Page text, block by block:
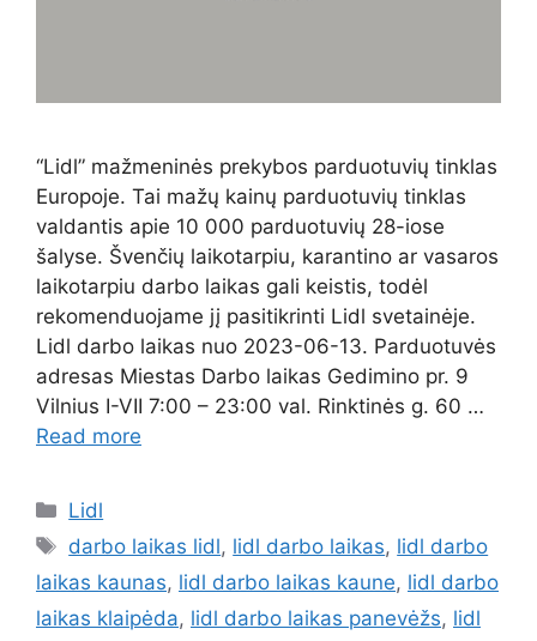
“Lidl” mažmeninės prekybos parduotuvių tinklas
Europoje. Tai mažų kainų parduotuvių tinklas
valdantis apie 10 000 parduotuvių 28-iose
šalyse. Švenčių laikotarpiu, karantino ar vasaros
laikotarpiu darbo laikas gali keistis, todėl
rekomenduojame jį pasitikrinti Lidl svetainėje.
Lidl darbo laikas nuo 2023-06-13. Parduotuvės
adresas Miestas Darbo laikas Gedimino pr. 9
Vilnius I-VII 7:00 – 23:00 val. Rinktinės g. 60 …
Read more
Lidl
darbo laikas lidl, lidl darbo laikas, lidl darbo
laikas kaunas, lidl darbo laikas kaune, lidl darbo
laikas klaipėda, lidl darbo laikas panevėžs, lidl